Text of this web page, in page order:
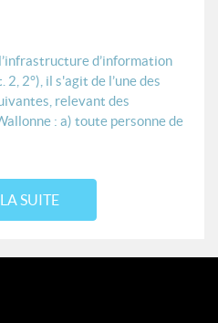
d’information
2°), il s'agit de l’une des
relevant des
: a) toute personne de
SUITE